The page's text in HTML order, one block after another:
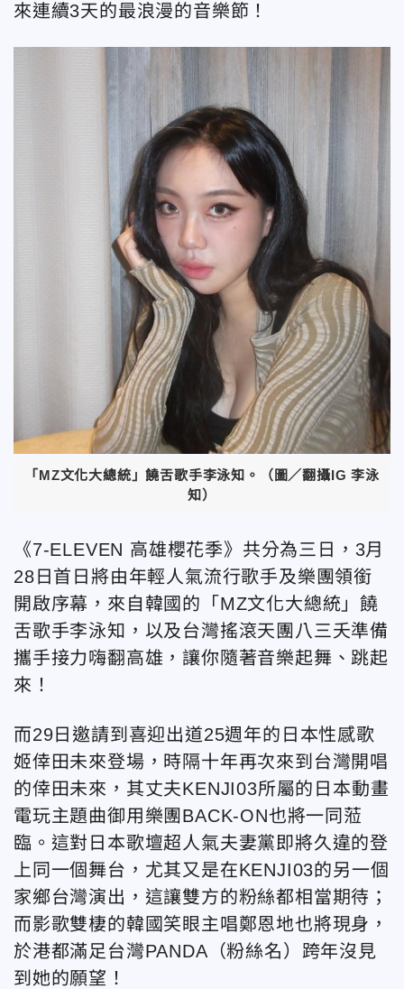
來連續3天的最浪漫的音樂節！
「MZ文化大總統」饒舌歌手李泳知。（圖／翻攝IG 李泳
知）
《7-ELEVEN 高雄櫻花季》共分為三日，3月
28日首日將由年輕人氣流行歌手及樂團領銜
開啟序幕，來自韓國的「MZ文化大總統」饒
舌歌手李泳知，以及台灣搖滾天團八三夭準備
攜手接力嗨翻高雄，讓你隨著音樂起舞、跳起
來！
而29日邀請到喜迎出道25週年的日本性感歌
姬倖田未來登場，時隔十年再次來到台灣開唱
的倖田未來，其丈夫KENJI03所屬的日本動畫
電玩主題曲御用樂團BACK-ON也將一同蒞
臨。這對日本歌壇超人氣夫妻黨即將久違的登
上同一個舞台，尤其又是在KENJI03的另一個
家鄉台灣演出，這讓雙方的粉絲都相當期待；
而影歌雙棲的韓國笑眼主唱鄭恩地也將現身，
於港都滿足台灣PANDA（粉絲名）跨年沒見
到她的願望！